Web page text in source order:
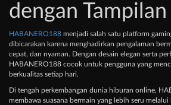
dengan
HABANERO188 menjadi salah satu platform
dibicarakan karena menghadirkan pengalaman
cepat, dan nyaman. Dengan desain elegan serta
HABANERO188 cocok untuk pengguna yang
berkualitas setiap hari.
Di tengah perkembangan dunia hiburan online,
membawa suasana bermain yang lebih seru